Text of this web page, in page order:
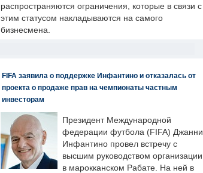
распространяются ограничения, которые в связи с
этим статусом накладываются на самого
бизнесмена.
FIFA заявила о поддержке Инфантино и отказалась от
проекта о продаже прав на чемпионаты частным
инвесторам
Президент Международной
федерации футбола (FIFA) Джанни
Инфантино провел встречу с
высшим руководством организации
в марокканском Рабате. На ней в